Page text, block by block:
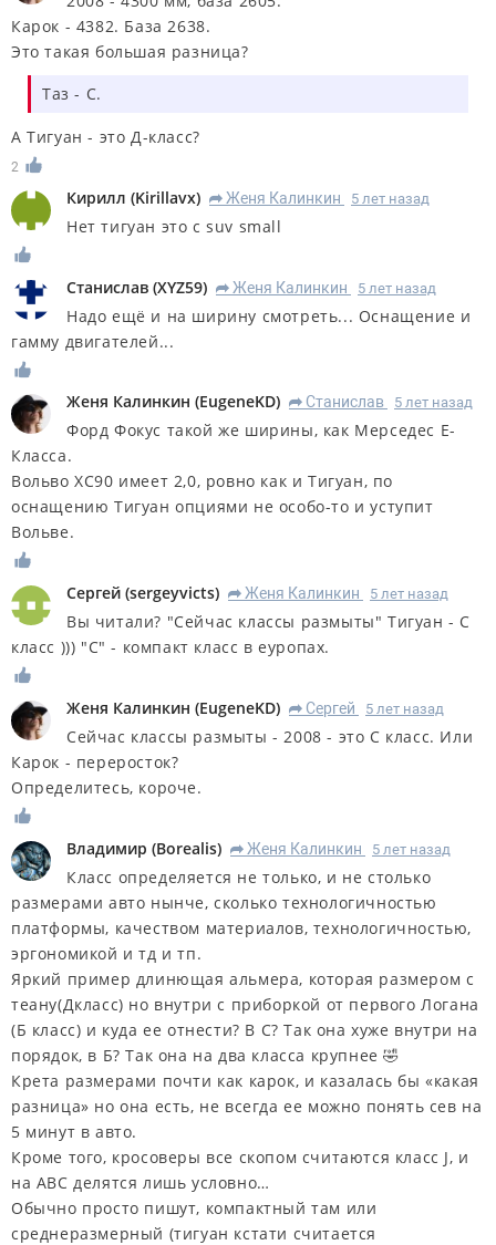
Карок - 4382. База 2638.
Это такая большая разница?
Таз - С.
А Тигуан - это Д-класс?
2
Кирилл (Kirillavx) R Женя Калинкин 5 лет назад
Нет тигуан это c suv small
Станислав (XYZ59) R Женя Калинкин 5 лет назад
Надо ещё и на ширину смотреть... Оснащение и
гамму двигателей...
Женя Калинкин (EugeneKD) R Станислав 5 лет назад
Форд Фокус такой же ширины, как Мерседес Е-
Класса.
Вольво ХС90 имеет 2,0, ровно как и Тигуан, по
оснащению Тигуан опциями не особо-то и уступит
Вольве.
Сергей (sergeyvicts) R Женя Калинкин 5 лет назад
Вы читали? "Сейчас классы размыты" Тигуан - С
класс ))) "С" - компакт класс в еуропах.
Женя Калинкин (EugeneKD) R Сергей 5 лет назад
Сейчас классы размыты - 2008 - это С класс. Или
Карок - переросток?
Определитесь, короче.
Владимир (Borealis) R Женя Калинкин 5 лет назад
Класс определяется не только, и не столько
размерами авто нынче, сколько технологичностью
платформы, качеством материалов, технологичностью,
эргономикой и тд и тп.
Яркий пример длинющая альмера, которая размером с
теану(Дкласс) но внутри с приборкой от первого Логана
(Б класс) и куда ее отнести? В С? Так она хуже внутри на
порядок, в Б? Так она на два класса крупнее 🤣
Крета размерами почти как карок, и казалась бы «какая
разница» но она есть, не всегда ее можно понять сев на
5 минут в авто.
Кроме того, кросоверы все скопом считаются класс J, и
на АВС делятся лишь условно…
Обычно просто пишут, компактный там или
среднеразмерный (тигуан кстати считается